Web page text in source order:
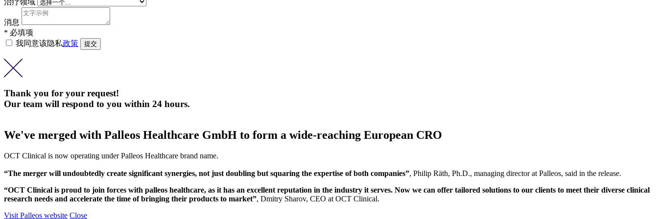
消息
* 必填项
我同意该隐私政策
Thank you for your request!
Our team will respond to you within 24 hours.
We've merged with Palleos Healthcare GmbH to form a wide-reaching European CRO
OCT Clinical is now operating under Palleos Healthcare brand name.
“The merger will undoubtedly create significant synergies, not just doubling but squaring the expertise of both companies”, Philip Räth, Ph.D., managing director at Palleos, said in the release.
“OCT Clinical is proud to join forces with palleos healthcare, as it has an excellent reputation in the industry it serves. Now we can offer tailored solutions to our clients to meet their diverse clinical
research needs and accelerate the time of bringing their products to market”, Dmitry Sharov, CEO at OCT Clinical.
Visit Palleos website Close